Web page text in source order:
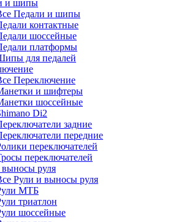
и шипы
Педали и шипы
контактные
шоссейные
платформы
для педалей
Переключение
и шифтеры
шоссейные
Di2
задние
передние
переключателей
переключателей
руля
Рули и выносы руля
МТБ
триатлон
шоссейные